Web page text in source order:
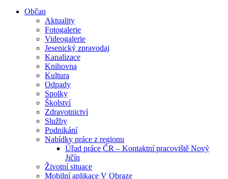
Občan
Aktuality
Fotogalerie
Videogalerie
Jesenický zpravodaj
Kanalizace
Knihovna
Kultura
Odpady
Spolky
Školství
Zdravotnictví
Služby
Podnikání
Nabídky práce z regionu
Úřad práce ČR – Kontaktní pracoviště Nový
Jičín
Životní situace
Mobilní aplikace V Obraze